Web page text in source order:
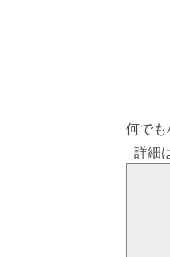
何でも
詳細